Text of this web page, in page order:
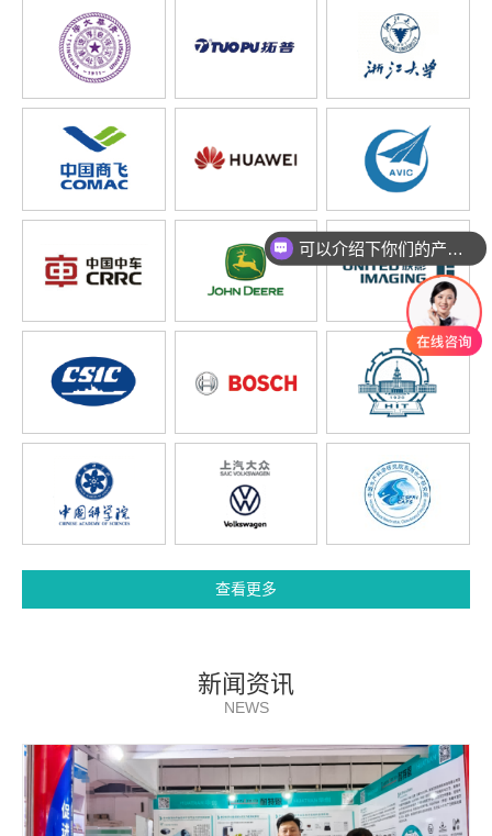
查看更多
新闻资讯
NEWS